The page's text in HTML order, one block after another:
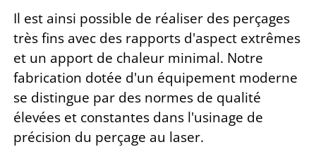
Il est ainsi possible de réaliser des perçages
très fins avec des rapports d'aspect extrêmes
et un apport de chaleur minimal. Notre
fabrication dotée d'un équipement moderne
se distingue par des normes de qualité
élevées et constantes dans l'usinage de
précision du perçage au laser.